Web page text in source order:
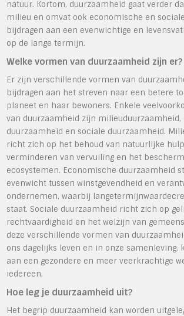
natuur. Kortom, duurzaamheid gaat verder
milieu en omvat ook economische en
bijdragen aan een evenwichtige en
op de lange termijn.
Welke vormen van duurzaamheid zijn er?
Er zijn verschillende vormen van
bijdragen aan het streven naar een betere
planeet en haar bewoners. Enkele
van duurzaamheid zijn milieuduurzaamheid,
duurzaamheid en sociale duurzaamheid.
richt zich op het behoud van natuurlijke
verminderen van vervuiling en het
ecosystemen. Economische duurzaamheid
evenwicht tussen winstgevendheid en
ondernemen, waarbij
staat. Sociale duurzaamheid richt zich op
rechtvaardigheid en het welzijn van
deze verschillende vormen van
ons dagelijks leven en in onze samenleving,
aan een gezondere en meer veerkrachtige
iedereen.
Hoe leg je duurzaamheid uit?
Het begrip duurzaamheid kan worden